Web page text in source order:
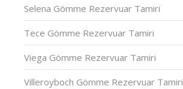
Selena Gömme Rezervuar Tamiri
Tece Gömme Rezervuar Tamiri
Viega Gömme Rezervuar Tamiri
Villeroyboch Gömme Rezervuar Tamiri